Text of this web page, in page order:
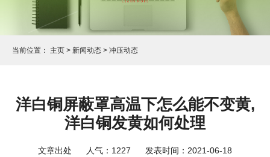
当前位置： 主页 > 新闻动态 > 冲压动态
洋白铜屏蔽罩高温下怎么能不变黄,
洋白铜发黄如何处理
文章出处 人气： 1227 发表时间：2021-06-18